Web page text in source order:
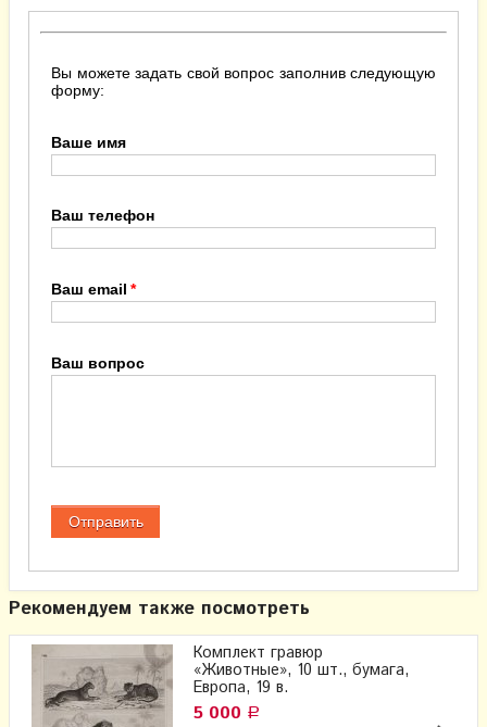
Вы можете задать свой вопрос заполнив следующую
форму:
Ваше имя
Ваш телефон
Ваш email
Ваш вопрос
Рекомендуем также посмотреть
Комплект гравюр
«Животные», 10 шт., бумага,
Европа, 19 в.
5 000 Р